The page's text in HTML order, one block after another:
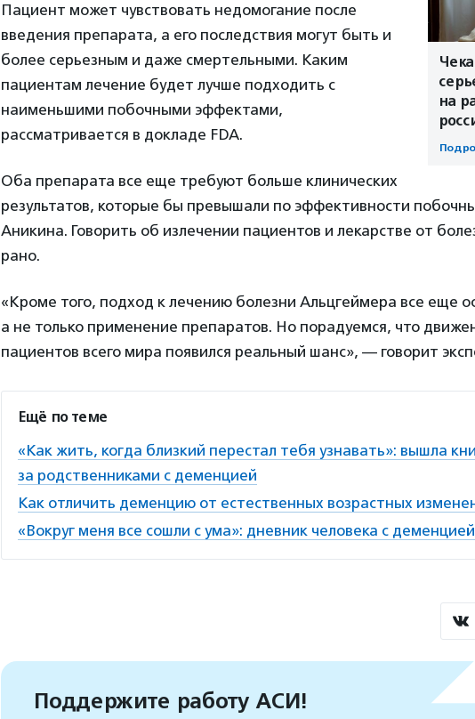
на
Пациент может чувствовать недомогание после
введения препарата, а его последствия могут быть и
более серьезным и даже смертельными. Каким
пациентам лечение будет лучше подходить с
наименьшими побочными эффектами,
рассматривается в докладе FDA.
Оба препарата все еще требуют больше клинических
результатов, которые бы превышали по эффективности
Аникина. Говорить об излечении пациентов и лекарстве от
рано.
«Кроме того, подход к лечению болезни Альцгеймера все еще
а не только применение препаратов. Но порадуемся, что
пациентов всего мира появился реальный шанс», — говорит
Ещё по теме
«Как жить, когда близкий перестал тебя узнавать»: вышла
за родственниками с деменцией
Как отличить деменцию от естественных возрастных
«Вокруг меня все сошли с ума»: дневник человека с деменцией
Поддержите работу АСИ!